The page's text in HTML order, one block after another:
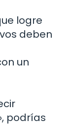
logre
deben
un
podrías